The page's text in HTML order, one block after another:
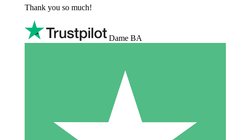
Thank you so much!
Dame BA